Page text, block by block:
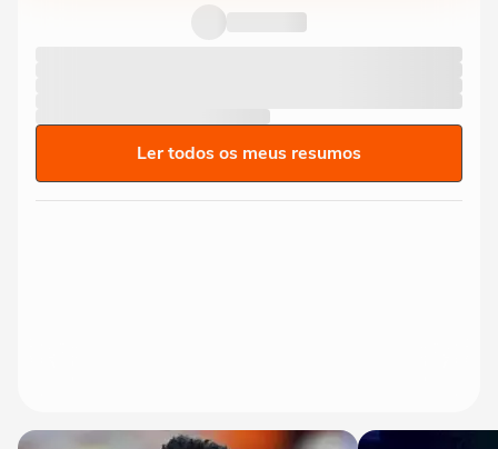
Ler todos os meus resumos